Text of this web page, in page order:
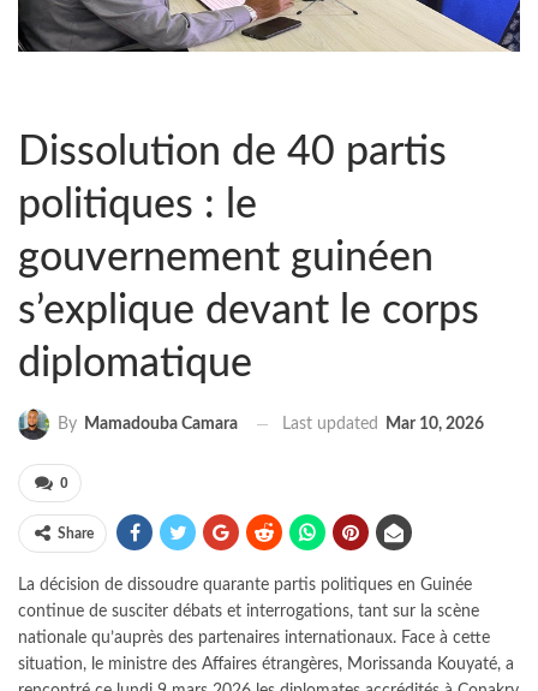
Dissolution de 40 partis
politiques : le
gouvernement guinéen
s’explique devant le corps
diplomatique
By Mamadouba Camara Last updated Mar 10, 2026
0
Share
La décision de dissoudre quarante partis politiques en Guinée
continue de susciter débats et interrogations, tant sur la scène
nationale qu’auprès des partenaires internationaux. Face à cette
situation, le ministre des Affaires étrangères, Morissanda Kouyaté, a